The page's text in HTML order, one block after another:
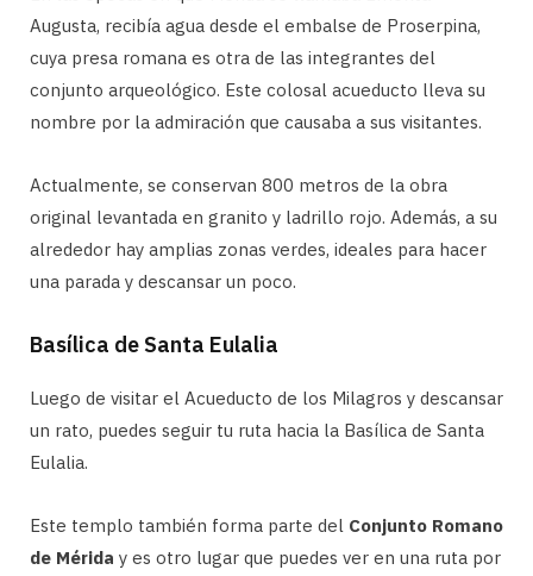
Augusta, recibía agua desde el embalse de Proserpina,
cuya presa romana es otra de las integrantes del
conjunto arqueológico. Este colosal acueducto lleva su
nombre por la admiración que causaba a sus visitantes.
Actualmente, se conservan 800 metros de la obra
original levantada en granito y ladrillo rojo. Además, a su
alrededor hay amplias zonas verdes, ideales para hacer
una parada y descansar un poco.
Basílica de Santa Eulalia
Luego de visitar el Acueducto de los Milagros y descansar
un rato, puedes seguir tu ruta hacia la Basílica de Santa
Eulalia.
Este templo también forma parte del Conjunto Romano
de Mérida y es otro lugar que puedes ver en una ruta por